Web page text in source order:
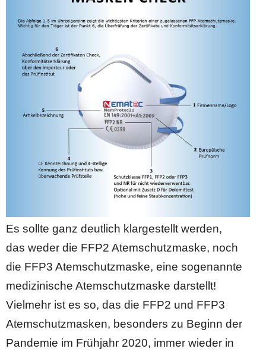
Es sollte ganz deutlich klargestellt werden,
das weder die FFP2 Atemschutzmaske, noch
die FFP3 Atemschutzmaske, eine sogenannte
medizinische Atemschutzmaske darstellt!
Vielmehr ist es so, das die FFP2 und FFP3
Atemschutzmasken, besonders zu Beginn der
Pandemie im Frühjahr 2020, immer wieder in